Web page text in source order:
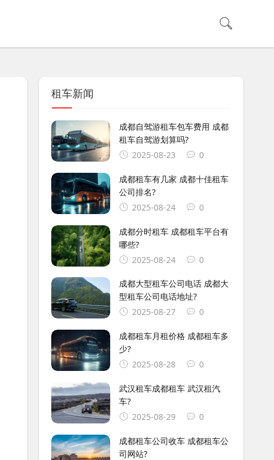
租车新闻
成都自驾游租车包车费用 成都
租车自驾游划算吗?
2025-08-23
0
成都租车有几家 成都十佳租车
公司排名?
2025-08-24
0
成都分时租车 成都租车平台有
哪些?
2025-08-24
0
成都大型租车公司电话 成都大
型租车公司电话地址?
2025-08-27
0
成都租车月租价格 成都租车多
少?
2025-08-28
0
武汉租车成都租车 武汉租汽
车?
2025-08-29
0
成都租车公司收车 成都租车公
司网站?